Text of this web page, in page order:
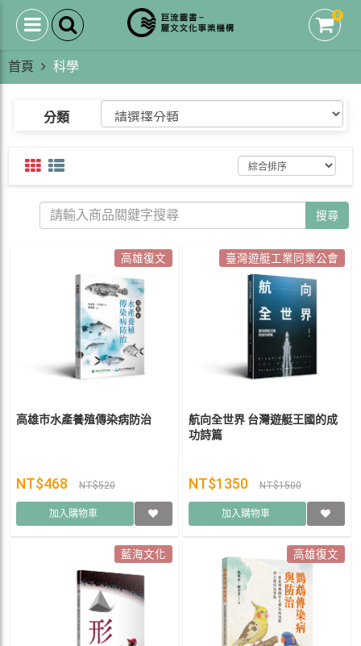
0
首頁 科學
分類
搜尋
高雄復文
高雄市水產養殖傳染病防治
NT$468 NT$520
加入購物車
臺灣遊艇工業同業公會
航向全世界 台灣遊艇王國的成
功詩篇
NT$1350 NT$1500
加入購物車
藍海文化 高雄復文